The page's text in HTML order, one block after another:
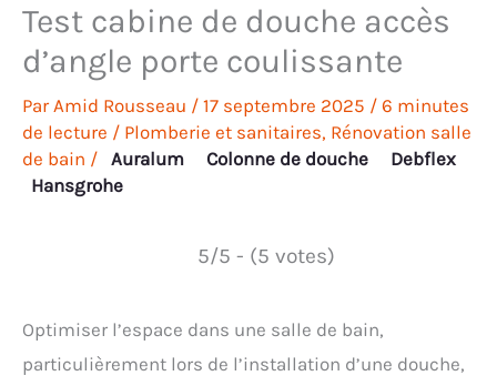
Test cabine de douche accès
d’angle porte coulissante
ParAmid Rousseau / 17 septembre 2025 / 6 minutes
de lecture / Plomberie et sanitaires, Rénovation salle
de bain / Auralum Colonne de douche
Debflex
Hansgrohe
5/5 - (5 votes)
Optimiser l’espace dans une salle de bain,
particulièrement lors de l’installation d’une douche,